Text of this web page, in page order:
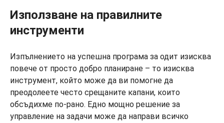
Използване на правилните
инструменти
Изпълнението на успешна програма за одит изисква
повече от просто добро планиране – то изисква
инструмент, който може да ви помогне да
преодолеете често срещаните капани, които
обсъдихме по-рано. Едно мощно решение за
управление на задачи може да направи всичко